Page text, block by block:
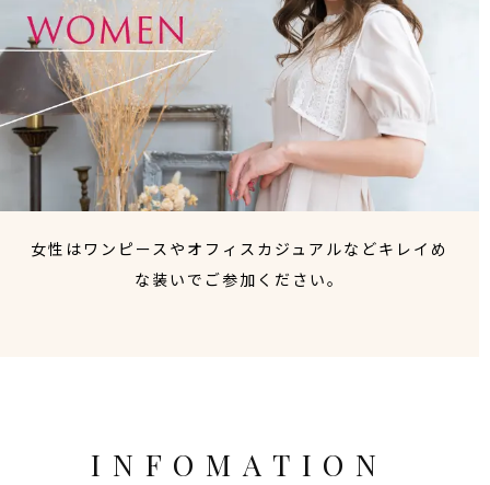
女性はワンピースやオフィスカジュアルなどキレイめ
な装いでご参加ください。
INFOMATION